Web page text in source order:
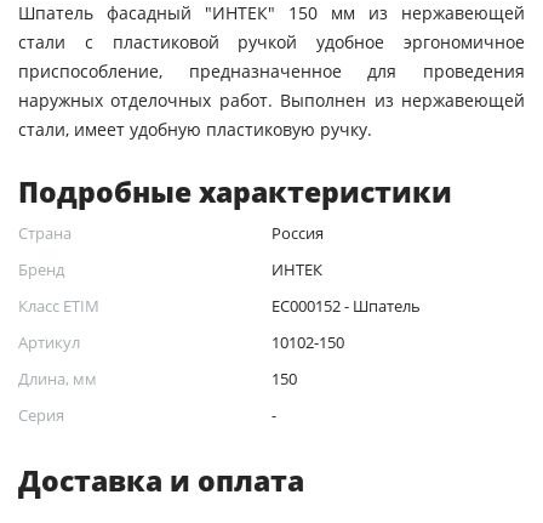
Шпатель фасадный "ИНТЕК" 150 мм из нержавеющей
стали с пластиковой ручкой удобное эргономичное
приспособление, предназначенное для проведения
наружных отделочных работ. Выполнен из нержавеющей
стали, имеет удобную пластиковую ручку.
Подробные характеристики
Страна
Россия
Бренд
ИНТЕК
Класс ETIM
EC000152 - Шпатель
Артикул
10102-150
Длина, мм
150
Серия
-
Доставка и оплата